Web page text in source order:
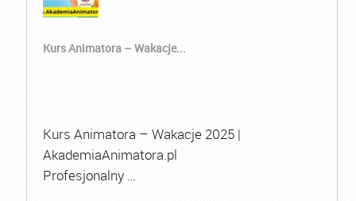
Kurs Animatora – Wakacje...
Kurs Animatora – Wakacje 2025 |
AkademiaAnimatora.pl
Profesjonalny …